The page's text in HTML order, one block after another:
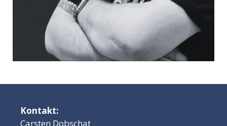
Kontakt:
Carsten Dobschat